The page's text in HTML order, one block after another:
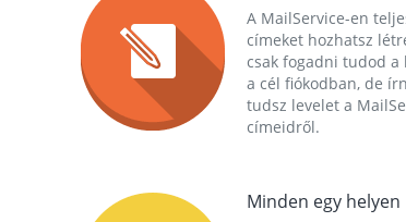
A MailService-en
címeket hozhatsz
csak fogadni tudod a
a cél fiókodban, de
tudsz levelet a
címeidről.
Minden egy helyen